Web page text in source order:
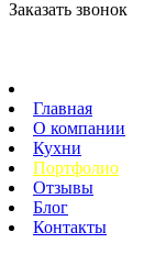
Заказать звонок
Главная
О компании
Кухни
Портфолио
Отзывы
Блог
Контакты